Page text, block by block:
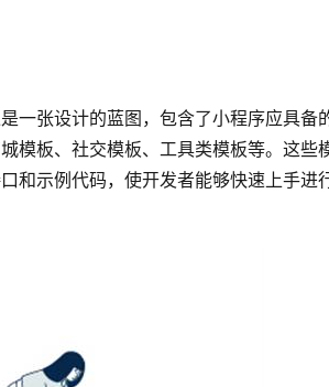
一张设计的蓝图，包含了小程序应具备
模板、社交模板、工具类模板等。这些
和示例代码，使开发者能够快速上手进